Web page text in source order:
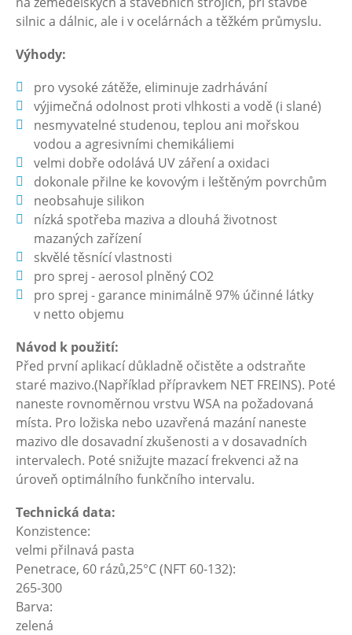
silnic a dálnic, ale i v ocelárnách a těžkém průmyslu.
Výhody:
pro vysoké zátěže, eliminuje zadrhávání
výjimečná odolnost proti vlhkosti a vodě (i slané)
nesmyvatelné studenou, teplou ani mořskou
vodou a agresivními chemikáliemi
velmi dobře odolává UV záření a oxidaci
dokonale přilne ke kovovým i leštěným povrchům
neobsahuje silikon
nízká spotřeba maziva a dlouhá životnost
mazaných zařízení
skvělé těsnící vlastnosti
pro sprej - aerosol plněný CO2
pro sprej - garance minimálně 97% účinné látky
v netto objemu
Návod k použití:
Před první aplikací důkladně očistěte a odstraňte
staré mazivo.(Například přípravkem NET FREINS). Poté
naneste rovnoměrnou vrstvu WSA na požadovaná
místa. Pro ložiska nebo uzavřená mazání naneste
mazivo dle dosavadní zkušenosti a v dosavadních
intervalech. Poté snižujte mazací frekvenci až na
úroveň optimálního funkčního intervalu.
Technická data:
Konzistence:
velmi přilnavá pasta
Penetrace, 60 rázů,25°C (NFT 60-132):
265-300
Barva:
zelená